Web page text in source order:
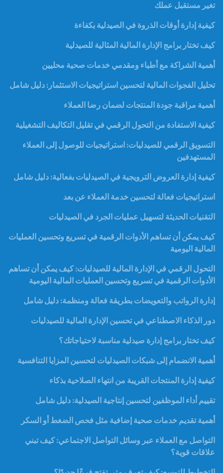
تغير مستقبل عملك
كيفية إدارة أوقات الذروة في الصيدلية بكفاءة
كيف تختار برامج الإدارة المالية المثالية للصيدلية
أهمية الشراكة مع أطباء ومقدمي خدمات صحية محليين
تحليل الفجوات المالية لتحسين استراتيجيات الاستثمار: دليل شامل
أهمية مراقبة جودة المنتجات لضمان رضا العملاء
كيفية الاستفادة من التحول الرقمي في تقليل التكاليف التشغيلية
التسويق الرقمي للصيدليات: استراتيجيات للوصول إلى العملاء
المستهدفين
كيفية إدارة العروض الترويجية في الصيدليات بفعالية: دليل شامل
استراتيجيات فعالة لتحسين خدمة العملاء عن بعد
التقنيات الحديثة لتسهيل عمليات الجرد في الصيدليات
كيف يمكن أن تساهم الأدوات الرقمية في تسريع وتحسين العمليات
المالية اليومية
التحول الرقمي في الإدارة المالية للصيدليات: كيف يمكن أن تساهم
الأدوات الرقمية في تسريع وتحسين العمليات المالية اليومية
إدارة الرواتب والتعويضات بطريقة فعالة ومنظمة: دليل شامل
دور الذكاء الاصطناعي في تحسين الإدارة المالية للصيدليات
كيف تختار برامج إدارة صيدلية مناسبة لاحتياجاتك؟
أهمية الانضمام إلى شبكات الصيدليات لتحسين المزايا التنافسية
كيفية إدارة المنتجات القريبة من انتهاء الصلاحية بذكاء
تقييم أداء الموظفين لتحسين إنتاجية الصيدلية: دليل شامل
أهمية تقديم خدمات صحية إضافية مثل فحص الضغط أو السكر
التواصل مع العملاء عبر وسائل التواصل الاجتماعي: كيف تبني
علاقات قوية؟